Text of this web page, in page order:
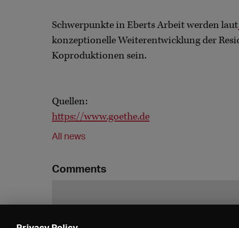
Schwerpunkte in Eberts Arbeit werden laut
konzeptionelle Weiterentwicklung der
Koproduktionen sein.
Quellen:
https://www.goethe.de
All news
Comments